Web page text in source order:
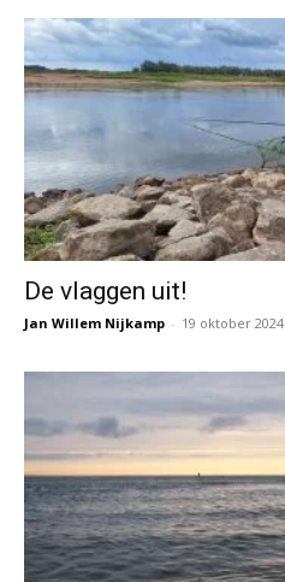
De vlaggen uit!
Jan Willem Nijkamp - 19 oktober 2024